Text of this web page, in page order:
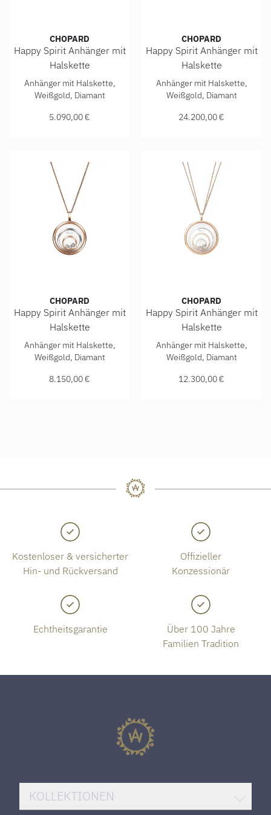
CHOPARD
Happy Spirit Anhänger mit
Halskette
Chopard Happy Spirit Anhänger mit Halskette, Ref:
Anhänger mit Halskette,
Weißgold, Diamant
5.090,00 €
CHOPARD
Happy Spirit Anhänger mit
Halskette
Chopard Happy Spirit
Anhänger mit Halskette,
Weißgold, Diamant
24.200,00 €
CHOPARD
Happy Spirit Anhänger mit
Halskette
Chopard Happy Spirit Anhänger mit Halskette, Ref:
Anhänger mit Halskette,
Weißgold, Diamant
8.150,00 €
CHOPARD
Happy Spirit Anhänger mit
Halskette
Chopard Happy Spirit
Anhänger mit Halskette,
Weißgold, Diamant
12.300,00 €
Kostenloser & versicherter
Hin- und Rückversand
Offizieller
Konzessionär
Echtheitsgarantie
Über 100 Jahre
Familien Tradition
KOLLEKTIONEN